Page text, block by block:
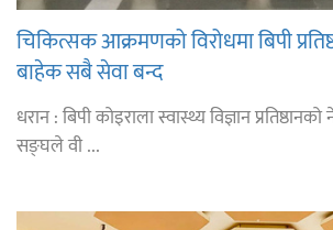
चिकित्सक आक्रमणको विरोधमा बिपी
बाहेक सबै सेवा बन्द
धरान : बिपी कोइराला स्वास्थ्य विज्ञान
सङ्घले वी ...